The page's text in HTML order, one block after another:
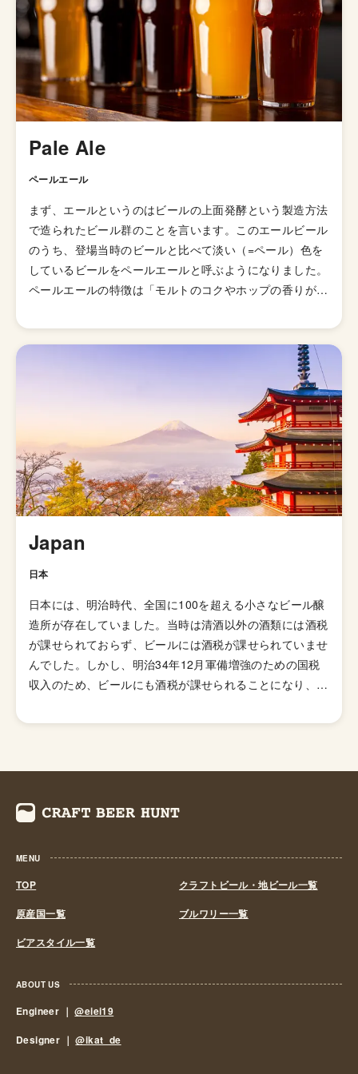
ド」という意味もあることも気に入ったのだとか。 元デ
ザイナーが手掛けるブランドらしく、ホームページ、瓶の
デザイン、ビールの名付けまでとてもオシャレで飲むから
楽しめるブルワリーとなっています。ホームページでは一
切なにも語られていないのもカッコいいですね。
Pale Ale
ペールエール
まず、エールというのはビールの上面発酵という製造方法
で造られたビール群のことを言います。このエールビール
のうち、登場当時のビールと比べて淡い（=ペール）色を
しているビールをペールエールと呼ぶようになりました。
ペールエールの特徴は「モルトのコクやホップの香りが豊
が山ほどあるのでこれと言った型として説明しずらいスタ
イルになっています。 発祥はイギリスですが、柑橘様の
ホップの香りが華やかに感じられる「アメリカン・ペール
エール」が発明されてたのきっかけに世界中に広がりまし
た。あまりとりあげられないですが、「イングリッシュ・
ペールエール」と呼ばれる群も存在していて、品評会でも
別のスタイルで扱われています。起源はイングランドの田
園地帯で醸造されていたアンバー色のオクトーバービール
とされています。 日本のクラフトビールの代表格「よな
よなエール」がこのペールエールで、苦味も比較的控えめ
ビールビギナーにオススメのスタイルと言えます。
Japan
日本
日本には、明治時代、全国に100を超える小さなビール醸
造所が存在していました。当時は清酒以外の酒類には酒税
が課せられておらず、ビールには酒税が課せられていませ
んでした。しかし、明治34年12月軍備増強のための国税
収入のため、ビールにも酒税が課せられることになり、資
を消していきました。これによりビール作りは戦後しばら
の年間2,000キロリッターから60キロリッターに引き下げ
られたことで転機がおとずれます。これにより、再び小規
が誕生する流れができました。ちなみ、地ビール製造免許
第1号は新潟県のエチゴビールと北海道のオホーツクビー
「オホーツクビール」が発売されました。 この経済政策
は功を奏し、日本中に続々と地ビール製造業社が生まれ、
造所が全国各地に誕生しました。しかし、ただブームだけ
に乗って参入したきた業社は、ビールの品質が低かった
経営は長続きせず徐々にその数を減らしていきました。
MENU
TOP
クラフトビール・地ビール一覧
原産国一覧
ブルワリー一覧
ビアスタイル一覧
ABOUT US
Engineer ｜@eiei19
Designer ｜@ikat_de